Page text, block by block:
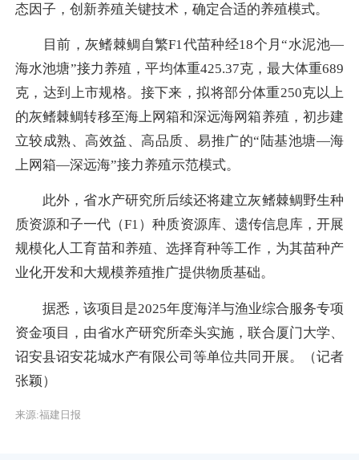
态因子，创新养殖关键技术，确定合适的养殖模式。
目前，灰鳍棘鲷自繁F1代苗种经18个月“水泥池—
海水池塘”接力养殖，平均体重425.37克，最大体重689
克，达到上市规格。接下来，拟将部分体重250克以上
的灰鳍棘鲷转移至海上网箱和深远海网箱养殖，初步建
立较成熟、高效益、高品质、易推广的“陆基池塘—海
上网箱—深远海”接力养殖示范模式。
此外，省水产研究所后续还将建立灰鳍棘鲷野生种
质资源和子一代（F1）种质资源库、遗传信息库，开展
规模化人工育苗和养殖、选择育种等工作，为其苗种产
业化开发和大规模养殖推广提供物质基础。
据悉，该项目是2025年度海洋与渔业综合服务专项
资金项目，由省水产研究所牵头实施，联合厦门大学、
诏安县诏安花城水产有限公司等单位共同开展。
（记者
张颖）
来源:福建日报